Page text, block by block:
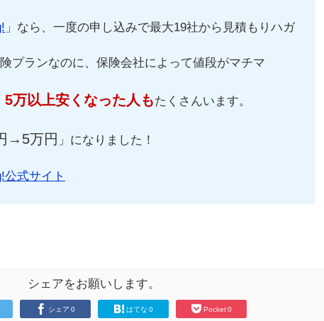
」なら、一度の申し込みで最大19社から見積もりハガ
プランなのに、保険会社によって値段がマチマ
5万以上安くなった人もたくさんいます。
→5万円 」になりました！
公式サイト
シェアをお願いします。
シェア 0 はてな 0 Pocket 0